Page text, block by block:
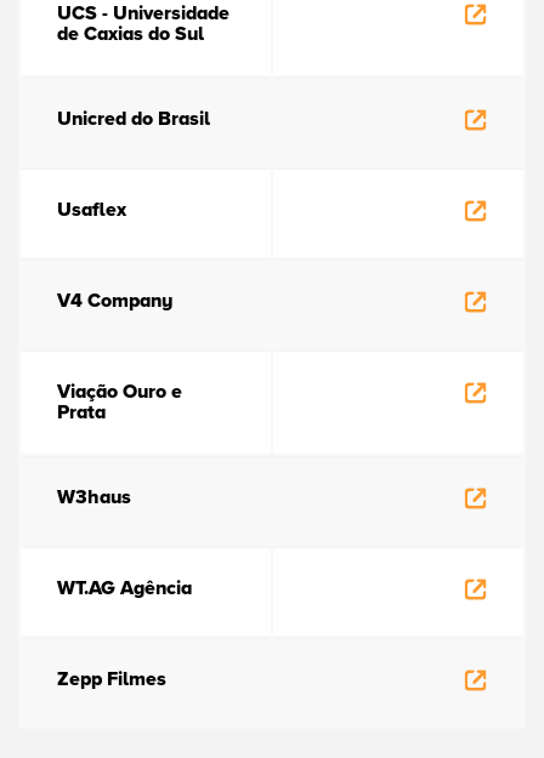
UCS - Universidade
de Caxias do Sul
Unicred do Brasil
Usaflex
V4 Company
Viação Ouro e
Prata
W3haus
WT.AG Agência
Zepp Filmes